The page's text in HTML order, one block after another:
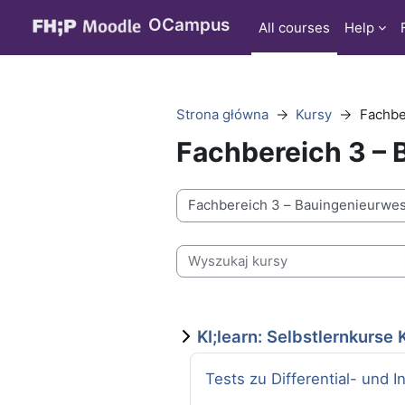
OCampus All courses Help
Strona główna Kursy
Fachbereich 3 –
Kategorie kursów
Wyszukaj kursy
KI;learn: Selbstlernkurse
Nazwa kursu
Tests zu Differential- und